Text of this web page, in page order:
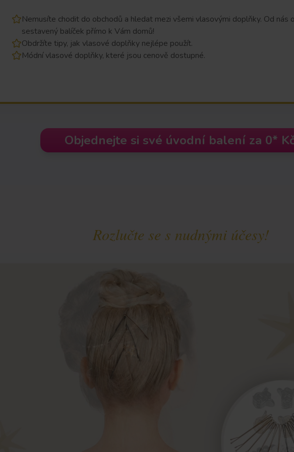
Nemusíte chodit do obchodů a hledat mezi všemi vlasovými doplňky. Od nás
sestavený balíček přímo k Vám domů!
Obdržíte tipy, jak vlasové doplňky nejlépe použít.
Módní vlasové doplňky, které jsou cenově dostupné.
Objednejte si své úvodní balení za 0*
Rozlučte se s nudnými účesy!